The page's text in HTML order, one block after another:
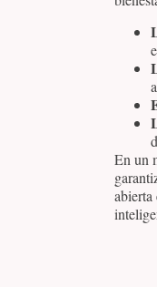
En un
abierta